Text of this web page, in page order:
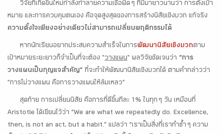
วิจัยที่เกิดขึ้นใหม่กำลังทำลายความเชื่อผิด ๆ ที่มีมายาวนานว่า การตั้งเป้า
หมาย และการควบคุมตนเอง คือจุดสูงสุดของการสร้างนิสัยเชิงบวก แท้จริง
ความตั้งใจเพียงอย่างเดียวไม่สามารถเปลี่ยนพฤติกรรมได้
หากนักเรียนอยากประสบความสำเร็จในการพัฒนานิสัยเชิงบวกตาม
เป้าหมายระยะยาวก็จำเป็นที่จะต้อง "วางแผน" ผลวิจัยชัดเจนว่า “การ
วางแผนเป็นกุญแจสำคัญ” ที่จะทำให้พัฒนานิสัยเชิงบวกได้ ตามคำกล่าวว่า
"การไม่วางแผน คือการวางแผนให้ล้มเหลว"
สุดท้าย การเปลี่ยนนิสัย คือการที่ดีขึ้นทีละ 1% ในทุก ๆ วัน เหมือนที่
Aristotle ได้เขียนไว้ว่า “We are what we repeatedly do. Excellence,
then, is not an act, but a habit.” แปลว่า “เราเป็นสิ่งที่เราทำซ้ำ ๆ ความ